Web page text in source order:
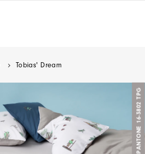
Tobias' Dream
PANTONE 16-3802 TPG